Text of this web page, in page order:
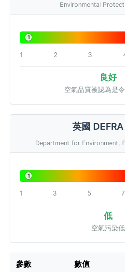
Environmental
1
1 2 3
良好
空氣品質被認為是
英國
Department for Environment,
1
1 3 5 7
低
空氣污染低
參數 數值